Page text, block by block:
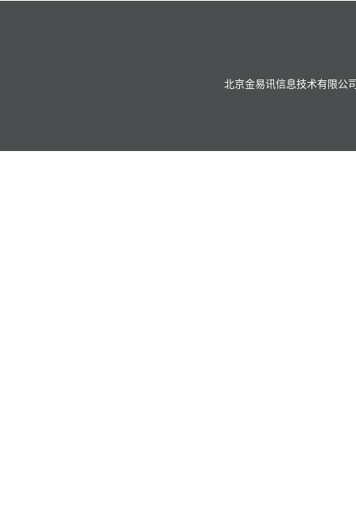
北京金易讯信息技术有限公